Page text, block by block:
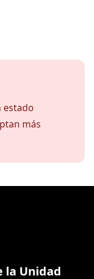
estado
más
la Unidad